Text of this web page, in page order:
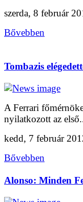
szerda, 8 február
Bővebben
Tombazis
A Ferrari
nyilatkozott az
kedd, 7 február
Bővebben
Alonso: Minden